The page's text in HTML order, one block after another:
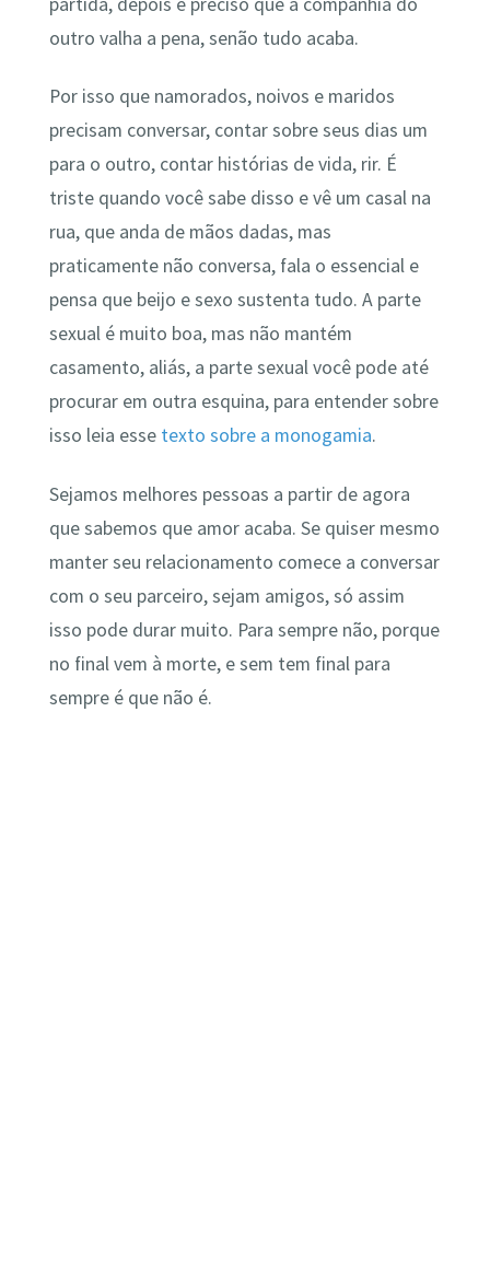
outro valha a pena, senão tudo acaba.
Por isso que namorados, noivos e maridos
precisam conversar, contar sobre seus dias um
para o outro, contar histórias de vida, rir. É
triste quando você sabe disso e vê um casal na
rua, que anda de mãos dadas, mas
praticamente não conversa, fala o essencial e
pensa que beijo e sexo sustenta tudo. A parte
sexual é muito boa, mas não mantém
casamento, aliás, a parte sexual você pode até
procurar em outra esquina, para entender sobre
isso leia esse texto sobre a monogamia.
Sejamos melhores pessoas a partir de agora
que sabemos que amor acaba. Se quiser mesmo
manter seu relacionamento comece a conversar
com o seu parceiro, sejam amigos, só assim
isso pode durar muito. Para sempre não, porque
no final vem à morte, e sem tem final para
sempre é que não é.